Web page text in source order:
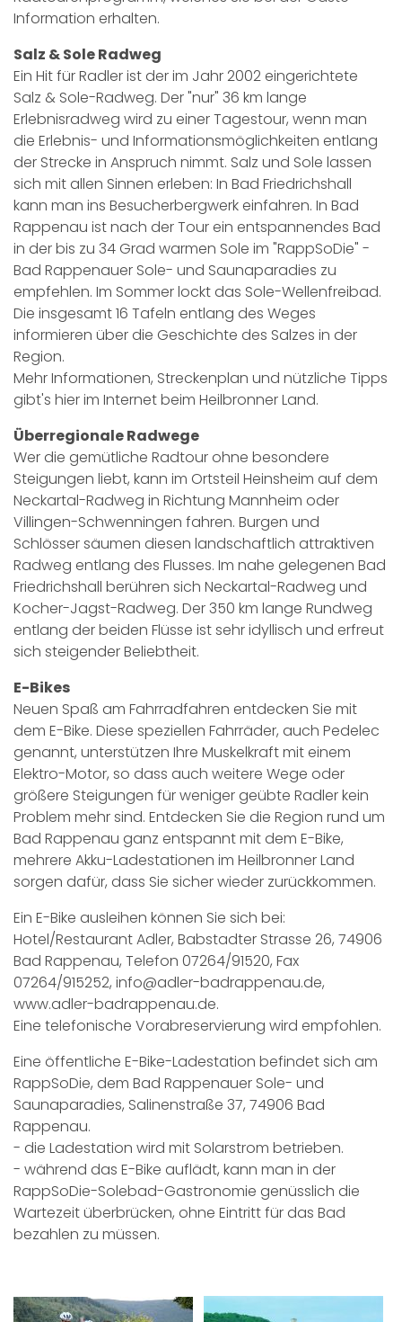
Information erhalten.
Salz & Sole Radweg
Ein Hit für Radler ist der im Jahr 2002 eingerichtete
Salz & Sole-Radweg. Der "nur" 36 km lange
Erlebnisradweg wird zu einer Tagestour, wenn man
die Erlebnis- und Informationsmöglichkeiten entlang
der Strecke in Anspruch nimmt. Salz und Sole lassen
sich mit allen Sinnen erleben: In Bad Friedrichshall
kann man ins Besucherbergwerk einfahren. In Bad
Rappenau ist nach der Tour ein entspannendes Bad
in der bis zu 34 Grad warmen Sole im "RappSoDie" -
Bad Rappenauer Sole- und Saunaparadies zu
empfehlen. Im Sommer lockt das Sole-Wellenfreibad.
Die insgesamt 16 Tafeln entlang des Weges
informieren über die Geschichte des Salzes in der
Region.
Mehr Informationen, Streckenplan und nützliche Tipps
gibt's hierim Internet beim Heilbronner Land.
Überregionale Radwege
Wer die gemütliche Radtour ohne besondere
Steigungen liebt, kann im Ortsteil Heinsheim auf dem
Neckartal-Radweg in Richtung Mannheim oder
Villingen-Schwenningen fahren. Burgen und
Schlösser säumen diesen landschaftlich attraktiven
Radweg entlang des Flusses. Im nahe gelegenen Bad
Friedrichshall berühren sich Neckartal-Radweg und
Kocher-Jagst-Radweg. Der 350 km lange Rundweg
entlang der beiden Flüsse ist sehr idyllisch und erfreut
sich steigender Beliebtheit.
E-Bikes
Neuen Spaß am Fahrradfahren entdecken Sie mit
dem E-Bike. Diese speziellen Fahrräder, auch Pedelec
genannt, unterstützen Ihre Muskelkraft mit einem
Elektro-Motor, so dass auch weitere Wege oder
größere Steigungen für weniger geübte Radler kein
Problem mehr sind. Entdecken Sie die Region rund um
Bad Rappenau ganz entspannt mit dem E-Bike,
mehrere Akku-Ladestationen im Heilbronner Land
sorgen dafür, dass Sie sicher wieder zurückkommen.
Ein E-Bike ausleihen können Sie sich bei:
Hotel/Restaurant Adler, Babstadter Strasse 26, 74906
Bad Rappenau, Telefon 07264/91520, Fax
07264/915252, info@adler-badrappenau.de,
www.adler-badrappenau.de.
Eine telefonische Vorabreservierung wird empfohlen.
Eine öffentliche E-Bike-Ladestation befindet sich am
RappSoDie, dem Bad Rappenauer Sole- und
Saunaparadies, Salinenstraße 37, 74906 Bad
Rappenau.
- die Ladestation wird mit Solarstrom betrieben.
- während das E-Bike auflädt, kann man in der
RappSoDie-Solebad-Gastronomie genüsslich die
Wartezeit überbrücken, ohne Eintritt für das Bad
bezahlen zu müssen.